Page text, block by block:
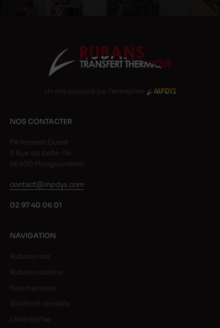
Un site proposé par l'entreprise
NOS CONTACTER
PA Keneah Ouest
5 Rue de belle-Île
56400 Plougoumelen
contact@mpdys.com
02 97 40 06 01
NAVIGATION
Rubans noir
Rubans couleur
Nos marques
Guide et conseils
L’entreprise